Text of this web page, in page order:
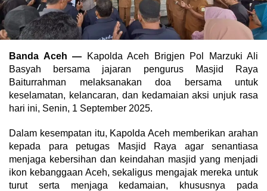
Banda Aceh — Kapolda Aceh Brigjen Pol Marzuki Ali
Basyah bersama jajaran pengurus Masjid Raya
Baiturrahman melaksanakan doa bersama untuk
keselamatan, kelancaran, dan kedamaian aksi unjuk rasa
hari ini, Senin, 1 September 2025.
Dalam kesempatan itu, Kapolda Aceh memberikan arahan
kepada para petugas Masjid Raya agar senantiasa
menjaga kebersihan dan keindahan masjid yang menjadi
ikon kebanggaan Aceh, sekaligus mengajak mereka untuk
turut serta menjaga kedamaian, khususnya pada